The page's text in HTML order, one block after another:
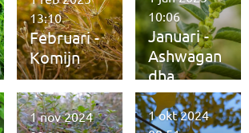
Februari -
Komijn
13:10
Januari -
Ashwagan
dha
10:06
1 nov 2024
1 okt 2024